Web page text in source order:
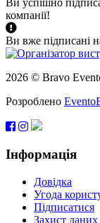
Ви успішно
компанії!
Ви вже підписані
2026 © Bravo
Розроблено
Інформація
Довідка
Угода
Підписатися
Захист даних